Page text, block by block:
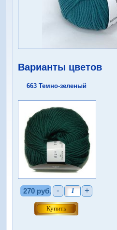
Варианты цветов
663 Темно-зеленый
270 руб. - +